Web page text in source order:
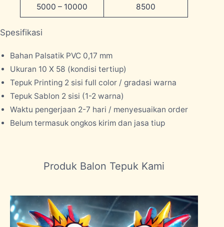
5000 – 10000 8500
Spesifikasi
Bahan Palsatik PVC 0,17 mm
Ukuran 10 X 58 (kondisi tertiup)
Tepuk Printing 2 sisi full color / gradasi warna
Tepuk Sablon 2 sisi (1-2 warna)
Waktu pengerjaan 2-7 hari / menyesuaikan order
Belum termasuk ongkos kirim dan jasa tiup
Produk Balon Tepuk Kami